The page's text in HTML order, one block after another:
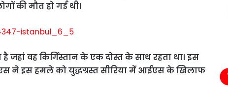
की मौत हो गई थी।
जहां वह किर्गिस्तान के एक दोस्त के साथ रहता था। इस
ने इस हमले को युद्धग्रस्त सीरिया में आईएस के खिलाफ